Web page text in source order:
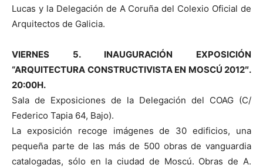
Lucas y la Delegación de A Coruña del Colexio Oficial de
Arquitectos de Galicia.
VIERNES 5. INAUGURACIÓN EXPOSICIÓN
“ARQUITECTURA CONSTRUCTIVISTA EN MOSCÚ 2012″.
20:00H.
Sala de Exposiciones de la Delegación del COAG (C/
Federico Tapia 64, Bajo).
La exposición recoge imágenes de 30 edificios, una
pequeña parte de las más de 500 obras de vanguardia
catalogadas, sólo en la ciudad de Moscú. Obras de A.